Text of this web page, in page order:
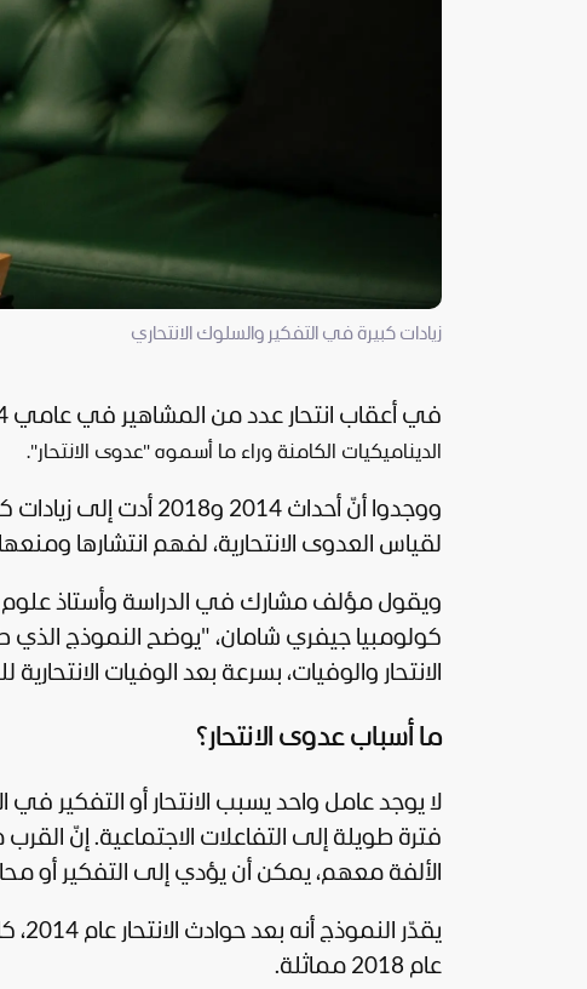
زيادات كبيرة في التفكير والسلوك الانتحاري
في أعقاب انتحار عدد من المشاهير في عامي 2014 و2018،
الديناميكيات الكامنة وراء ما أسموه "عدوى الانتحار".
ووجدوا أنّ أحداث 2014
لقياس العدوى الانتحارية، لفهم انتشارها
ويقول مؤلف مشارك في الدراسة وأستاذ علوم
كولومبيا جيفري شامان، "يوضح النموذج الذي
الانتحار والوفيات، بسرعة بعد الوفيات
ما أسباب عدوى الانتحار؟
لا يوجد عامل واحد يسبب الانتحار أو التفكير في
فترة طويلة إلى التفاعلات الاجتماعية. إنّ القرب
الألفة معهم، يمكن أن يؤدي إلى التفكير أو
عام 2018 مماثلة.